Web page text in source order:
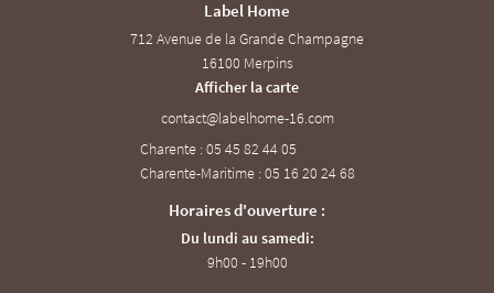
Label Home
712 Avenue de la Grande Champagne
16100 Merpins
Afficher la carte
Charente : 05 45 82 44 05
Charente-Maritime : 05 16 20 24 68
Horaires d'ouverture :
Du lundi au samedi:
9h00 - 19h00